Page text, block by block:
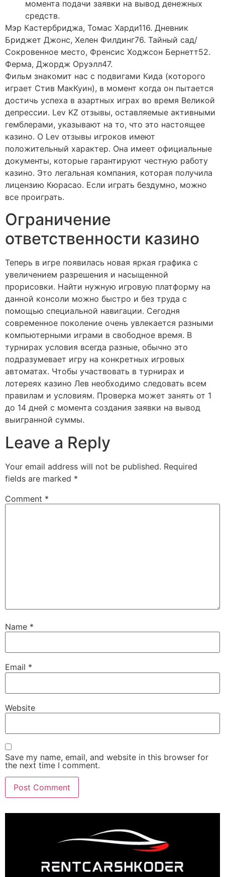
момента подачи заявки на вывод денежных
средств.
Мэр Кастербриджа, Томас Харди116. Дневник
Бриджет Джонс, Хелен Филдинг76. Тайный сад/
Сокровенное место, Френсис Ходжсон Бернетт52.
Ферма, Джордж Оруэлл47.
Фильм знакомит нас с подвигами Кида (которого
играет Стив МакКуин), в момент когда он пытается
достичь успеха в азартных играх во время Великой
депрессии. Lev KZ отзывы, оставляемые активными
гемблерами, указывают на то, что это настоящее
казино. О Lev отзывы игроков имеют
положительный характер. Она имеет официальные
документы, которые гарантируют честную работу
казино. Это легальная компания, которая получила
лицензию Кюрасао. Если играть бездумно, можно
все проиграть.
Ограничение
ответственности казино
Теперь в игре появилась новая яркая графика с
увеличением разрешения и насыщенной
прорисовки. Найти нужную игровую платформу на
данной консоли можно быстро и без труда с
помощью специальной навигации. Сегодня
современное поколение очень увлекается разными
компьютерными играми в свободное время. В
турнирах условия всегда разные, обычно это
подразумевает игру на конкретных игровых
автоматах. Чтобы участвовать в турнирах и
лотереях казино Лев необходимо следовать всем
правилам и условиям. Проверка может занять от 1
до 14 дней с момента создания заявки на вывод
выигранной суммы.
Leave a Reply
Your email address will not be published. Required
fields are marked *
Comment *
Name *
Email *
Website
Save my name, email, and website in this browser for
the next time I comment.